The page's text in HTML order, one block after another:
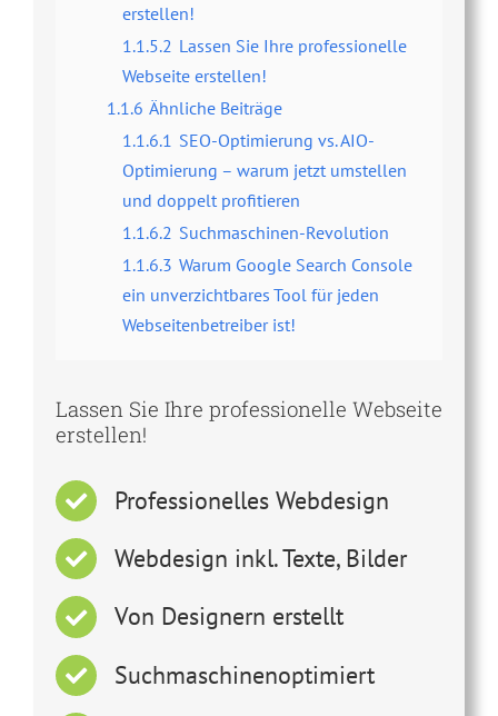
erstellen!
1.1.5.2 Lassen Sie Ihre professionelle
Webseite erstellen!
1.1.6 Ähnliche Beiträge
1.1.6.1 SEO-Optimierung vs. AIO-
Optimierung – warum jetzt umstellen
und doppelt profitieren
1.1.6.2 Suchmaschinen-Revolution
1.1.6.3 Warum Google Search Console
ein unverzichtbares Tool für jeden
Webseitenbetreiber ist!
Lassen Sie Ihre professionelle Webseite
erstellen!
Professionelles Webdesign
Webdesign inkl. Texte, Bilder
Von Designern erstellt
Suchmaschinenoptimiert